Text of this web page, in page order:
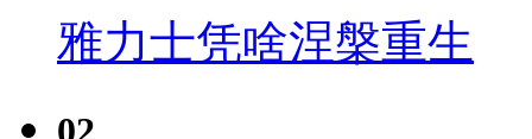
雅力士凭啥涅槃重生